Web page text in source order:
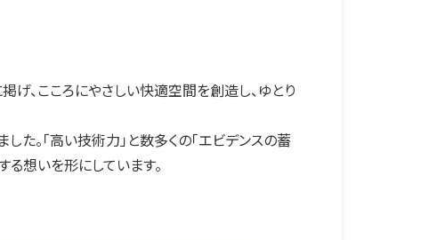
げ、こころにやさしい快適空間を創造し、ゆとり
。「高い技術力」と数多くの「エビデンスの蓄
る想いを形にしています。